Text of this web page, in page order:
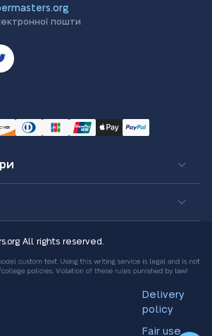
пошти
All rights reserved.
Delivery
policy
Fair use